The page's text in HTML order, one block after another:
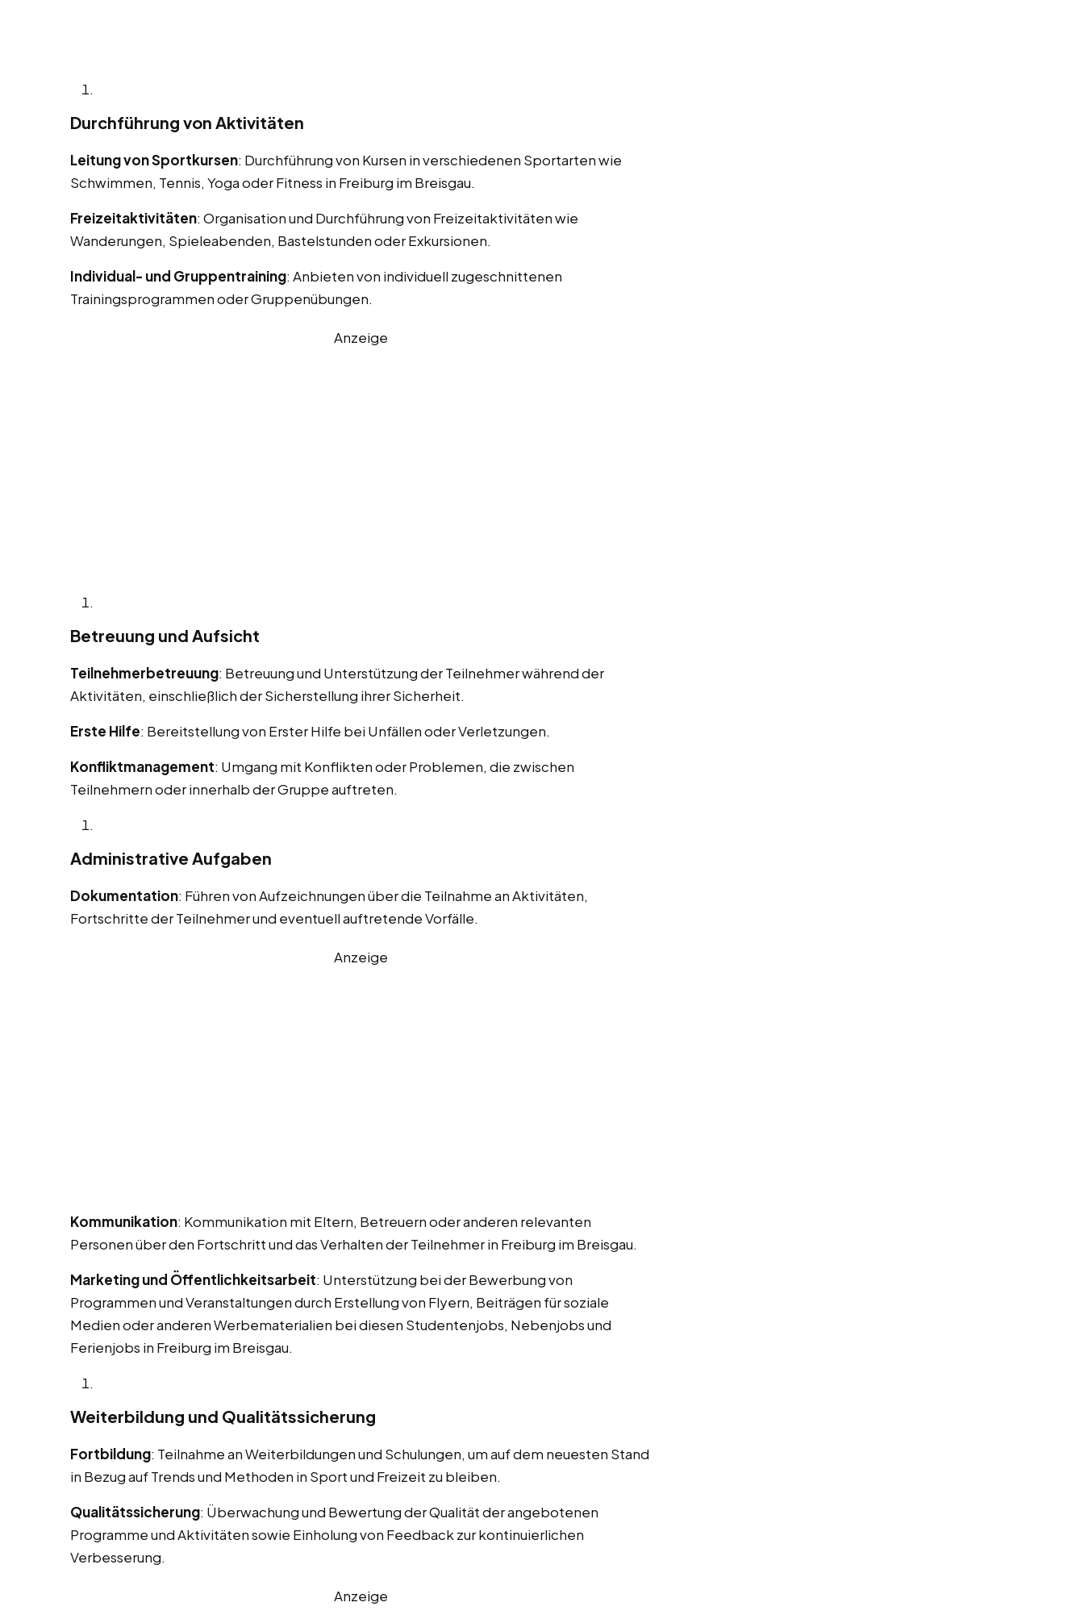
Durchführung von Aktivitäten
Leitung von Sportkursen: Durchführung von Kursen in verschiedenen Sportarten wie
Schwimmen, Tennis, Yoga oder Fitness in Freiburg im Breisgau.
Freizeitaktivitäten: Organisation und Durchführung von Freizeitaktivitäten wie
Wanderungen, Spieleabenden, Bastelstunden oder Exkursionen.
Individual- und Gruppentraining: Anbieten von individuell zugeschnittenen
Trainingsprogrammen oder Gruppenübungen.
Anzeige
Betreuung und Aufsicht
Teilnehmerbetreuung: Betreuung und Unterstützung der Teilnehmer während der
Aktivitäten, einschließlich der Sicherstellung ihrer Sicherheit.
Erste Hilfe: Bereitstellung von Erster Hilfe bei Unfällen oder Verletzungen.
Konfliktmanagement: Umgang mit Konflikten oder Problemen, die zwischen
Teilnehmern oder innerhalb der Gruppe auftreten.
Administrative Aufgaben
Dokumentation: Führen von Aufzeichnungen über die Teilnahme an Aktivitäten,
Fortschritte der Teilnehmer und eventuell auftretende Vorfälle.
Anzeige
Kommunikation: Kommunikation mit Eltern, Betreuern oder anderen relevanten
Personen über den Fortschritt und das Verhalten der Teilnehmer in Freiburg im Breisgau.
Marketing und Öffentlichkeitsarbeit: Unterstützung bei der Bewerbung von
Programmen und Veranstaltungen durch Erstellung von Flyern, Beiträgen für soziale
Medien oder anderen Werbematerialien bei diesen Studentenjobs, Nebenjobs und
Ferienjobs in Freiburg im Breisgau.
Weiterbildung und Qualitätssicherung
Fortbildung: Teilnahme an Weiterbildungen und Schulungen, um auf dem neuesten Stand
in Bezug auf Trends und Methoden in Sport und Freizeit zu bleiben.
Qualitätssicherung: Überwachung und Bewertung der Qualität der angebotenen
Programme und Aktivitäten sowie Einholung von Feedback zur kontinuierlichen
Verbesserung.
Anzeige